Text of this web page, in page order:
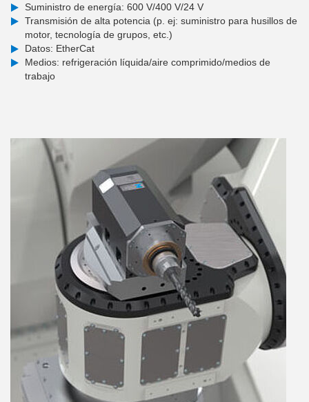
Suministro de energía: 600 V/400 V/24 V
Transmisión de alta potencia (p. ej: suministro para husillos de
motor, tecnología de grupos, etc.)
Datos: EtherCat
Medios: refrigeración líquida/aire comprimido/medios de
trabajo